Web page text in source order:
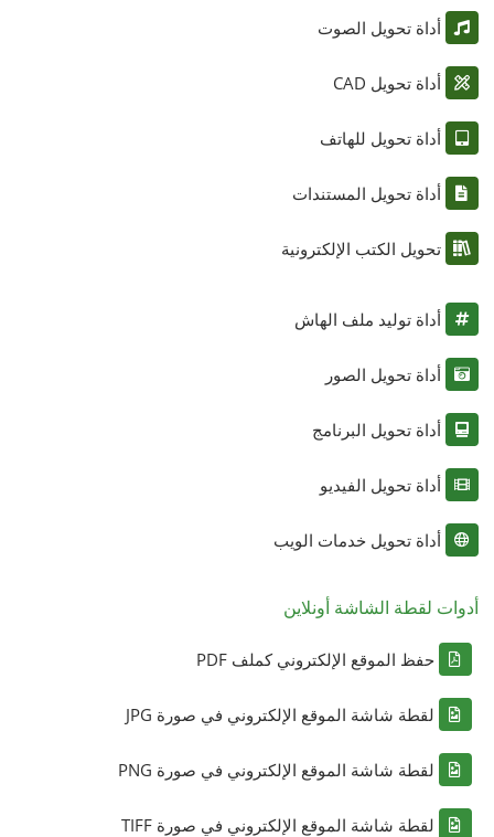
أداة تحويل الصوت
أداة تحويل CAD
أداة تحويل للهاتف
أداة تحويل المستندات
تحويل الكتب الإلكترونية
أداة توليد ملف الهاش
أداة تحويل الصور
أداة تحويل البرنامج
أداة تحويل الفيديو
أداة تحويل خدمات الويب
أدوات لقطة الشاشة أونلاين
حفظ الموقع الإلكتروني كملف PDF
لقطة شاشة الموقع الإلكتروني في صورة JPG
لقطة شاشة الموقع الإلكتروني في صورة PNG
لقطة شاشة الموقع الإلكتروني في صورة TIFF